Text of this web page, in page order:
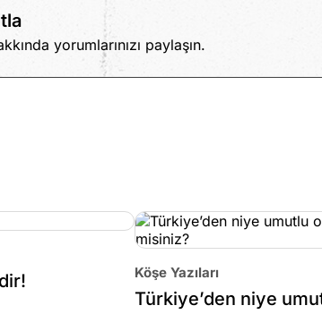
yorumlarınızı paylaşın.
Köşe Yazıları
Türkiye’den niye